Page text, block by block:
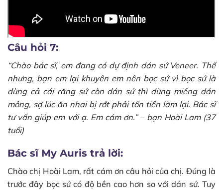
Câu hỏi 7:
“Chào bác sĩ, em đang có dự định dán sứ Veneer. Thế
nhưng, bạn em lại khuyên em nên bọc sứ vì bọc sứ là
dùng cả cái răng sứ còn dán sứ thì dùng miếng dán
mỏng, sợ lúc ăn nhai bị rớt phải tốn tiền làm lại. Bác sĩ
tư vấn giúp em với ạ. Em cám ơn.” – bạn Hoài Lam (37
tuổi)
Bác sĩ My Auris trả lời:
Chào chị Hoài Lam, rất cám ơn câu hỏi của chị. Đúng là
trước đây bọc sứ có độ bền cao hơn so với dán sứ. Tuy